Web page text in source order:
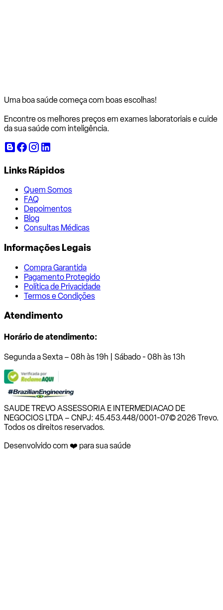
Uma boa saúde começa com boas escolhas!
Encontre os melhores preços em exames laboratoriais e cuide
da sua saúde com inteligência.
Links Rápidos
Quem Somos
FAQ
Depoimentos
Blog
Consultas Médicas
Informações Legais
Compra Garantida
Pagamento Protegido
Política de Privacidade
Termos e Condições
Atendimento
Horário de atendimento:
Segunda a Sexta – 08h às 19h | Sábado - 08h às 13h
SAUDE TREVO ASSESSORIA E INTERMEDIACAO DE
NEGOCIOS LTDA – CNPJ: 45.453.448/0001-07© 2026 Trevo.
Todos os direitos reservados.
Desenvolvido com ❤️ para sua saúde